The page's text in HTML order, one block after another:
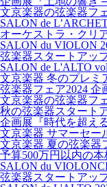
文京楽器の弦楽器フ
SALON de
オーケストラ・クリ
SALON du VIOLON
弦楽器スタートアッ
SALON de L'ALTO
文京楽器 冬のプレミ
弦楽器フェア2024 企
文京楽器の弦楽器フ
秋の弦楽器スタート
企画展『時代を超え
文京楽器 サマーセー
文京楽器 夏の弦楽器
予算500万円以内の
SALON du
弦楽器スタートアッ